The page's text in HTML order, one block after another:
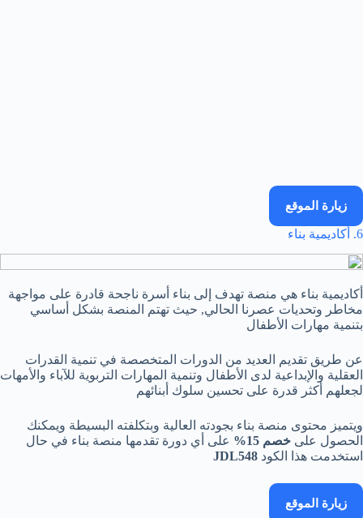
زيارة الموقع
6. أكاديمية بناء
أكاديمية بناء هي منصة تهدف إلى بناء أسرة ناجحة قادرة على مواجهة
مخاطر وتحديات عصرنا الحالي, حيث تهتم المنصة بشكل أساسي
بتنمية مهارات الأطفال
عن طريق تقديم العديد من الدورات المتخصصة في تنمية القدرات
العقلية والإبداعية لدى الأطفال وتنمية المهارات التربوية للآباء والأمهات
لجعلهم أكثر قدرة على تحسين سلوك أبنائهم
ويتميز محتوى منصة بناء بجودته العالية وبتكلفته البسيطة ويمكنك
الحصول على خصم 15%
على أي دورة تقدمها منصة بناء في حال
استخدمت هذا الكود JDL548
زيارة الموقع